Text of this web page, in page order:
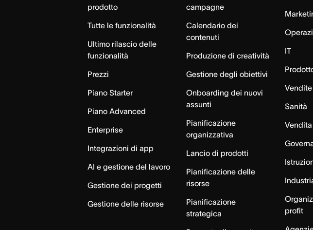
prodotto
Tutte le funzionalità
Ultimo rilascio delle
funzionalità
Prezzi
Piano Starter
Piano Advanced
Enterprise
Integrazioni di app
AI e gestione del lavoro
Gestione dei progetti
Gestione delle risorse
campagne
Calendario dei
contenuti
Produzione di creatività
Gestione degli obiettivi
Onboarding dei nuovi
assunti
Pianificazione
organizzativa
Lancio di prodotti
Pianificazione delle
risorse
Pianificazione
strategica
IT
Vendite
Sanità
profit